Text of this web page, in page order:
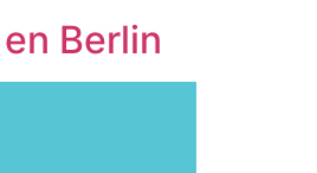
Berlin